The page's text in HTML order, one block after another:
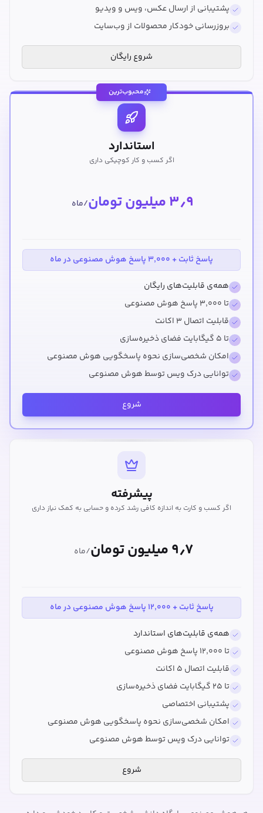
پشتیبانی از ارسال عکس، ویس و ویدیو
بروزرسانی خودکار محصولات از وب‌سایت
شروع رایگان
محبوب‌ترین
استاندارد
اگر کسب و کار کوچیکی داری
۳٫۹ میلیون تومان /ماه
پاسخ ثابت + ۳,۰۰۰ پاسخ هوش مصنوعی در ماه
همه‌ی قابلیت‌های رایگان
تا ۳,۰۰۰ پاسخ هوش مصنوعی
قابلیت اتصال ۳ اکانت
تا ۵ گیگابایت فضای ذخیره‌سازی
امکان شخصی‌سازی نحوه پاسخگویی هوش مصنوعی
توانایی درک ویس توسط هوش مصنوعی
شروع
پیشرفته
اگر کسب و کارت به اندازه کافی رشد کرده و حسابی به کمک نیاز داری
۹٫۷ میلیون تومان /ماه
پاسخ ثابت + ۱۲,۰۰۰ پاسخ هوش مصنوعی در ماه
همه‌ی قابلیت‌های استاندارد
تا ۱۲,۰۰۰ پاسخ هوش مصنوعی
قابلیت اتصال ۵ اکانت
تا ۲۵ گیگابایت فضای ذخیره‌سازی
پشتیبانی اختصاصی
امکان شخصی‌سازی نحوه پاسخگویی هوش مصنوعی
توانایی درک ویس توسط هوش مصنوعی
شروع